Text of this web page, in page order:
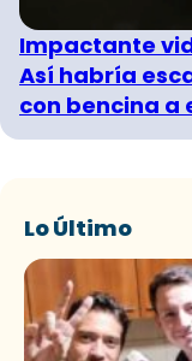
Impactante
Así habría
con bencina a
Lo Último